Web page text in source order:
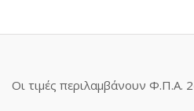
Οι τιμές περιλαμβάνουν Φ.Π.Α.